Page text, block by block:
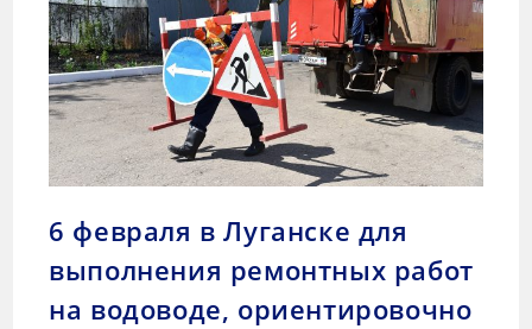
6 февраля в Луганске для
выполнения ремонтных работ
на водоводе, ориентировочно